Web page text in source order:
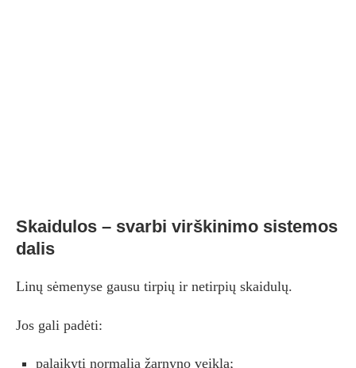
Skaidulos – svarbi virškinimo sistemos
dalis
Linų sėmenyse gausu tirpių ir netirpių skaidulų.
Jos gali padėti:
palaikyti normalią žarnyno veiklą;